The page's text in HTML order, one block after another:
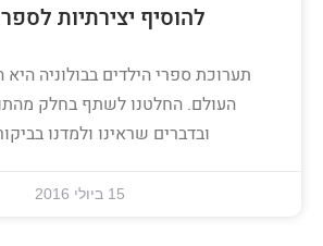
להוסיף יצירתיות
תערוכת ספרי הילדים בבולוניה היא
העולם. החלטנו לשתף בחלק
ובדברים שראינו ולמדנו
15 ביולי 2016